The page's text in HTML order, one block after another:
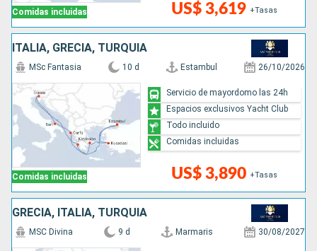
Comidas incluidas US$ 3,619 +Tasas
ITALIA, GRECIA, TURQUÍA
Comidas incluidas
MSc Fantasia 10 d Estambul 26/10/2026
US$ 3,890 +Tasas
Servicio de mayordomo las 24h
Espacios exclusivos Yacht Club
Todo incluido
Comidas incluidas
GRECIA, ITALIA, TURQUÍA
MSC Divina 9 d Marmaris 30/08/2027